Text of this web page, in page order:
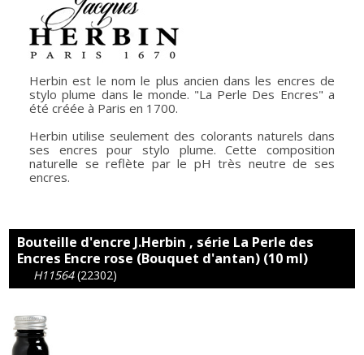
Herbin est le nom le plus ancien dans les encres de
stylo plume dans le monde. "La Perle Des Encres" a
été créée à Paris en 1700.
Herbin utilise seulement des colorants naturels dans
ses encres pour stylo plume. Cette composition
naturelle se reflète par le pH très neutre de ses
encres.
Bouteille d'encre J.Herbin , série La Perle des
Encres Encre rose (Bouquet d'antan) (10 ml)
H11564 (22302)